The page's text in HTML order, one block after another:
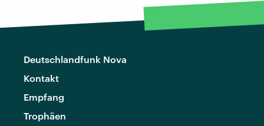
Deutschlandfunk Nova
Kontakt
Empfang
Trophäen